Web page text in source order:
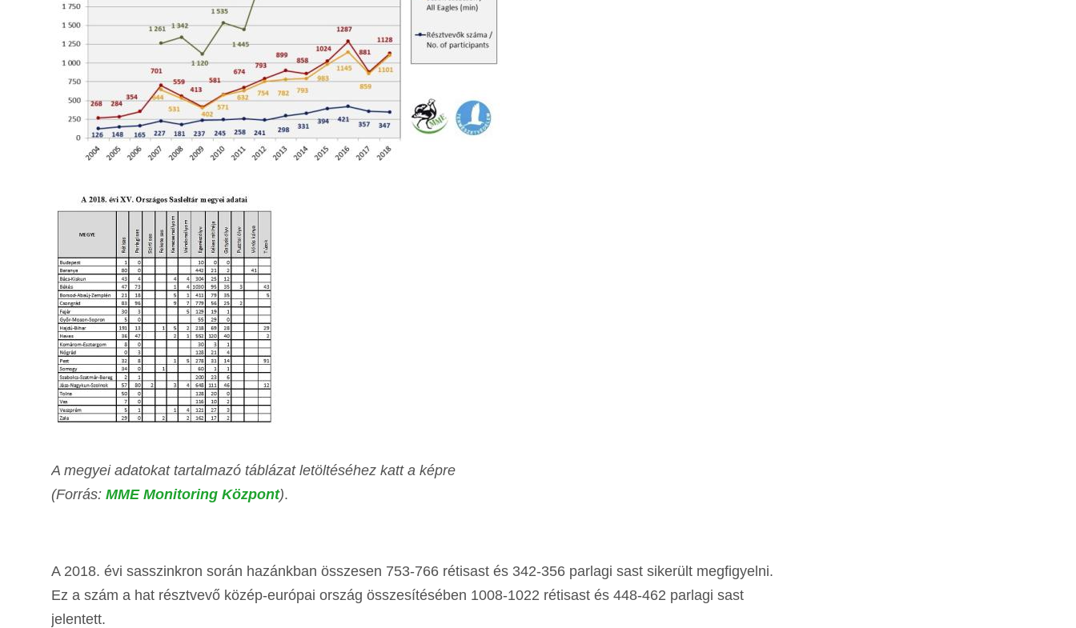
A megyei adatokat tartalmazó táblázat letöltéséhez katt a képre
(Forrás: MME Monitoring Központ).
A 2018. évi sasszinkron során hazánkban összesen 753-766 rétisast és 342-356 parlagi sast sikerült megfigyelni.
Ez a szám a hat résztvevő közép-európai ország összesítésében 1008-1022 rétisast és 448-462 parlagi sast
jelentett.